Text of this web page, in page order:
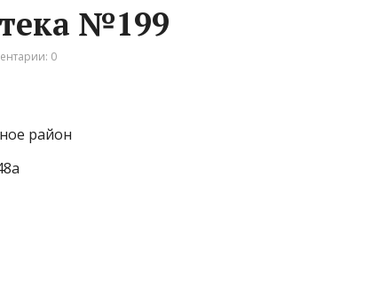
№199
0
район